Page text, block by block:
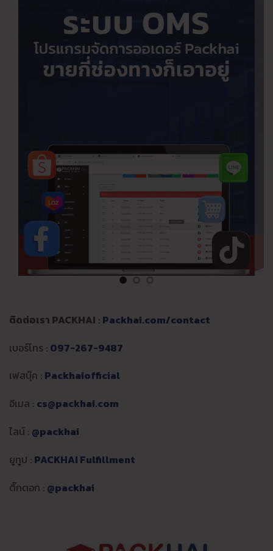
ติดต่อเรา PACKHAI : Packhai.com/contact
เบอร์โทร : 097-267-9487
เฟสบุ๊ค : Packhaiofficial
อีเมล : cs@packhai.com
ไลน์ : @packhai
ยูทูป : PACKHAI Fulfillment
ติ๊กตอก : @packhai